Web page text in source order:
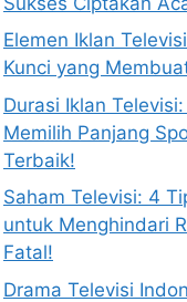
Elemen Iklan
Kunci yang
Durasi Iklan
Memilih Panjang
Terbaik!
Saham Televisi: 4
untuk Menghindari
Fatal!
Drama Televisi